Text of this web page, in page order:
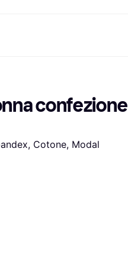
confezione
Cotone, Modal